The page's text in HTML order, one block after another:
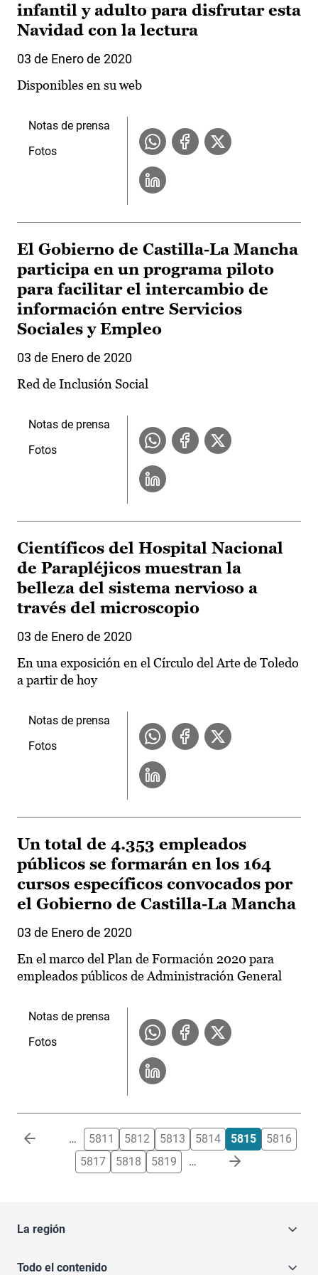
infantil y adulto para disfrutar esta
Navidad con la lectura
03 de Enero de 2020
Disponibles en su web
Notas de prensa
Fotos
El Gobierno de Castilla-La Mancha
participa en un programa piloto
para facilitar el intercambio de
información entre Servicios
Sociales y Empleo
03 de Enero de 2020
Red de Inclusión Social
Notas de prensa
Fotos
Científicos del Hospital Nacional
de Parapléjicos muestran la
belleza del sistema nervioso a
través del microscopio
03 de Enero de 2020
En una exposición en el Círculo del Arte de Toledo
a partir de hoy
Notas de prensa
Fotos
Un total de 4.353 empleados
públicos se formarán en los 164
cursos específicos convocados por
el Gobierno de Castilla-La Mancha
03 de Enero de 2020
En el marco del Plan de Formación 2020 para
empleados públicos de Administración General
Notas de prensa
Fotos
Paginación … 5811 5812 5813 5814 5815
5816
5817
5818 5819 …
La región
Todo el contenido